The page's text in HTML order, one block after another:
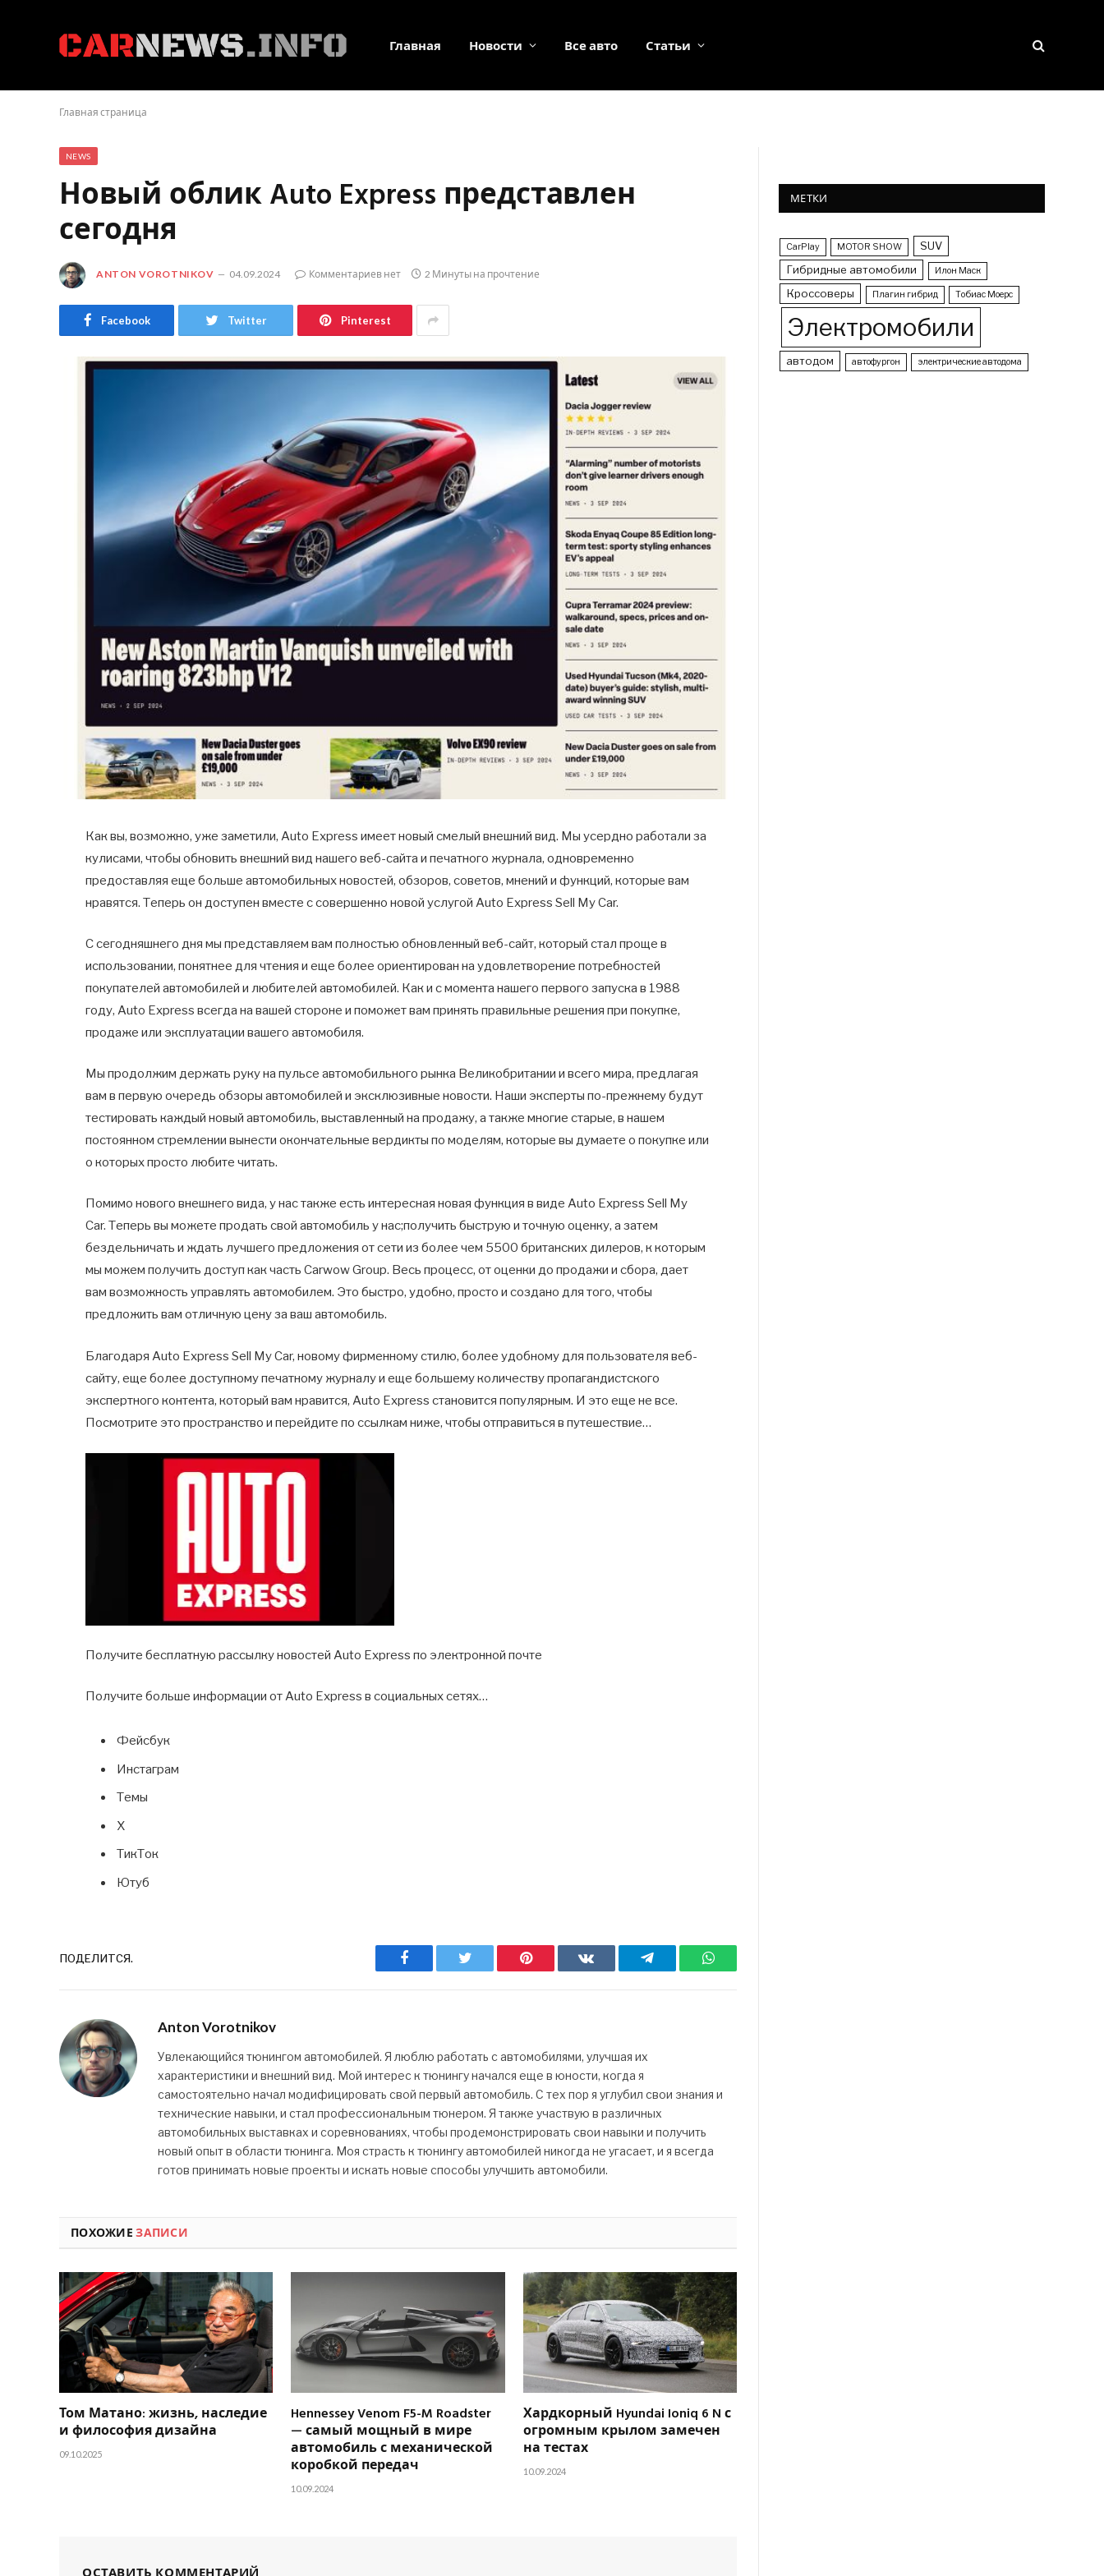
Главная Новости Все авто Статьи
Главная страница
NEWS
Новый облик Auto Express представлен
сегодня
ANTON VOROTNIKOV 04.09.2024 Комментариев нет 2 Минуты на прочтение
Facebook Twitter Pinterest
Как вы, возможно, уже заметили, Auto Express имеет новый смелый внешний вид. Мы усердно работали за
кулисами, чтобы обновить внешний вид нашего веб-сайта и печатного журнала, одновременно
предоставляя еще больше автомобильных новостей, обзоров, советов, мнений и функций, которые вам
нравятся. Теперь он доступен вместе с совершенно новой услугой Auto Express Sell My Car.
С сегодняшнего дня мы представляем вам полностью обновленный веб-сайт, который стал проще в
использовании, понятнее для чтения и еще более ориентирован на удовлетворение потребностей
покупателей автомобилей и любителей автомобилей. Как и с момента нашего первого запуска в 1988
году, Auto Express всегда на вашей стороне и поможет вам принять правильные решения при покупке,
продаже или эксплуатации вашего автомобиля.
Мы продолжим держать руку на пульсе автомобильного рынка Великобритании и всего мира, предлагая
вам в первую очередь обзоры автомобилей и эксклюзивные новости. Наши эксперты по-прежнему будут
тестировать каждый новый автомобиль, выставленный на продажу, а также многие старые, в нашем
постоянном стремлении вынести окончательные вердикты по моделям, которые вы думаете о покупке или
о которых просто любите читать.
Помимо нового внешнего вида, у нас также есть интересная новая функция в виде Auto Express Sell My
Car. Теперь вы можете продать свой автомобиль у нас;получить быструю и точную оценку, а затем
бездельничать и ждать лучшего предложения от сети из более чем 5500 британских дилеров, к которым
мы можем получить доступ как часть Carwow Group. Весь процесс, от оценки до продажи и сбора, дает
вам возможность управлять автомобилем. Это быстро, удобно, просто и создано для того, чтобы
предложить вам отличную цену за ваш автомобиль.
Благодаря Auto Express Sell My Car, новому фирменному стилю, более удобному для пользователя веб-
сайту, еще более доступному печатному журналу и еще большему количеству пропагандистского
экспертного контента, который вам нравится, Auto Express становится популярным. И это еще не все.
Посмотрите это пространство и перейдите по ссылкам ниже, чтобы отправиться в путешествие…
Получите бесплатную рассылку новостей Auto Express по электронной почте
Получите больше информации от Auto Express в социальных сетях…
Фейсбук
Инстаграм
Темы
Х
ТикТок
Ютуб
ПОДЕЛИТСЯ. Facebook Twitter Pinterest ВКонтактеTelegram WhatsApp
Anton Vorotnikov
Увлекающийся тюнингом автомобилей. Я люблю работать с автомобилями, улучшая их
характеристики и внешний вид. Мой интерес к тюнингу начался еще в юности, когда я
самостоятельно начал модифицировать свой первый автомобиль. С тех пор я углубил свои знания и
технические навыки, и стал профессиональным тюнером. Я также участвую в различных
автомобильных выставках и соревнованиях, чтобы продемонстрировать свои навыки и получить
новый опыт в области тюнинга. Моя страсть к тюнингу автомобилей никогда не угасает, и я всегда
готов принимать новые проекты и искать новые способы улучшить автомобили.
ПОХОЖИЕЗАПИСИ
Том Матано: жизнь, наследие
и философия дизайна
09.10.2025
Hennessey Venom F5-M Roadster
— самый мощный в мире
автомобиль с механической
коробкой передач
10.09.2024
Хардкорный Hyundai Ioniq 6 N с
огромным крылом замечен
на тестах
10.09.2024
ОСТАВИТЬ КОММЕНТАРИЙ
МЕТКИ
CarPlay MOTOR SHOW
SUV
Гибридные автомобили
Илон Маск
Кроссоверы Плагин гибрид Тобиас Моерс
Электромобили
автодом автофургон электрические автодома